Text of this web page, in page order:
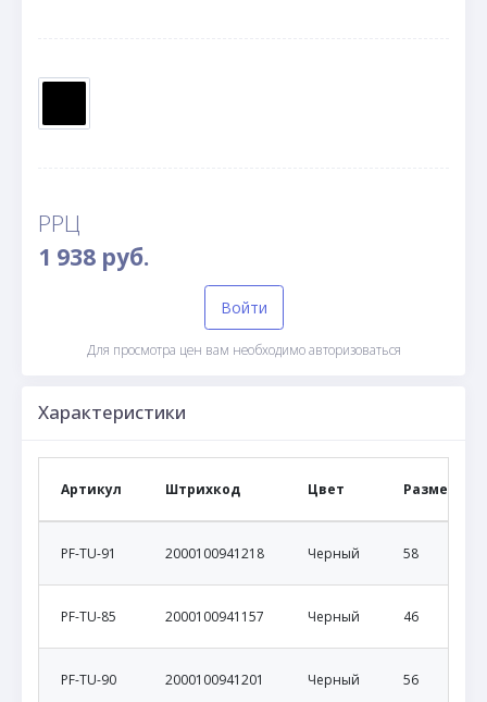
РРЦ
1 938 руб.
Войти
Для просмотра цен вам необходимо авторизоваться
Характеристики
Артикул Штрихкод Цвет Размер
PF-TU-91 2000100941218 Черный 58
PF-TU-85 2000100941157 Черный 46
PF-TU-90 2000100941201 Черный 56